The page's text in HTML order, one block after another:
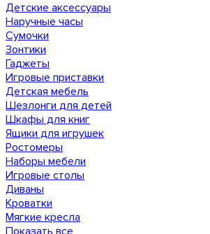
Детские аксессуары
Наручные часы
Сумочки
Зонтики
Гаджеты
Игровые приставки
Детская мебель
Шезлонги для детей
Шкафы для книг
Ящики для игрушек
Ростомеры
Наборы мебели
Игровые столы
Диваны
Кроватки
Мягкие кресла
Показать все